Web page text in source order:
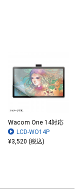
Wacom One 14対応
LCD-WO14P
¥3,520 (税込)